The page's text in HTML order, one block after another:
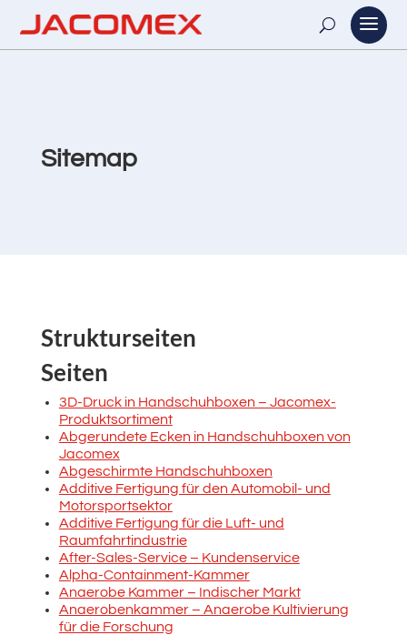
Sitemap
Strukturseiten
Seiten
3D-Druck in Handschuhboxen – Jacomex-
Produktsortiment
Abgerundete Ecken in Handschuhboxen von
Jacomex
Abgeschirmte Handschuhboxen
Additive Fertigung für den Automobil- und
Motorsportsektor
Additive Fertigung für die Luft- und
Raumfahrtindustrie
After-Sales-Service – Kundenservice
Alpha-Containment-Kammer
Anaerobe Kammer – Indischer Markt
Anaerobenkammer – Anaerobe Kultivierung
für die Forschung